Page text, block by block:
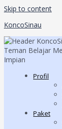
Skip to content
KoncoSinau
Profil
Paket